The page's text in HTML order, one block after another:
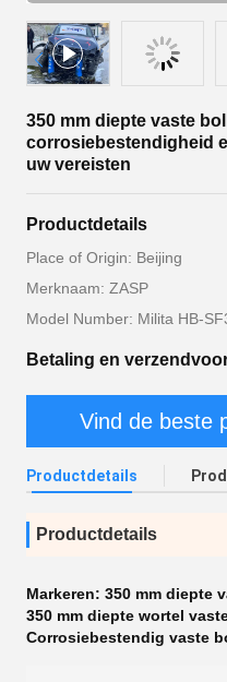
350 mm diepte vaste
corrosiebestendigheid
uw vereisten
Productdetails
Place of Origin: Beijing
Merknaam: ZASP
Model Number: Milita HB-
Betaling en
Vind de beste
Productdetails
Productdetails
Markeren: 350 mm diepte
350 mm diepte wortel
Corrosiebestendig vaste